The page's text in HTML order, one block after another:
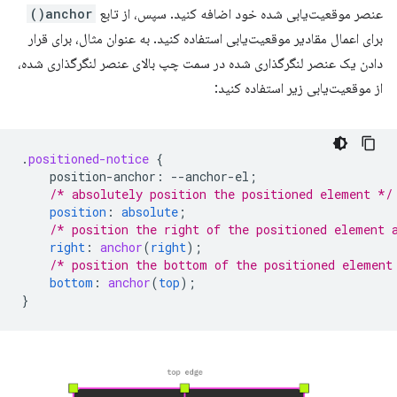
عنصر موقعیت‌یابی شده خود اضافه کنید. سپس، از تابع anchor()
برای اعمال مقادیر موقعیت‌یابی استفاده کنید. به عنوان مثال، برای قرار
دادن یک عنصر لنگرگذاری شده در سمت چپ بالای عنصر لنگرگذاری شده،
از موقعیت‌یابی زیر استفاده کنید:
.positioned-notice {
position-anchor : --anchor-el ;
/* absolutely position the positioned element */
position : absolute ;
/* position the right of the positioned element
right : anchor(right);
/* position the bottom of the positioned
bottom : anchor(top);
}